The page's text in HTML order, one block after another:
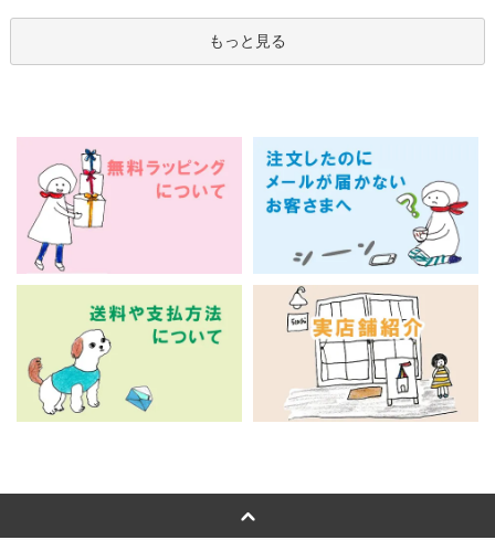
もっと見る